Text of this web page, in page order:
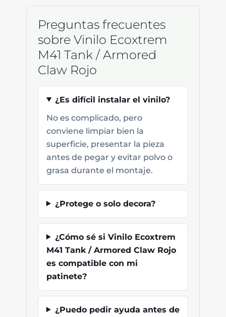
Preguntas frecuentes
sobre Vinilo Ecoxtrem
M41 Tank / Armored
Claw Rojo
¿Es difícil instalar el vinilo?
No es complicado, pero
conviene limpiar bien la
superficie, presentar la pieza
antes de pegar y evitar polvo o
grasa durante el montaje.
¿Protege o solo decora?
¿Cómo sé si Vinilo Ecoxtrem
M41 Tank / Armored Claw Rojo
es compatible con mi
patinete?
¿Puedo pedir ayuda antes de